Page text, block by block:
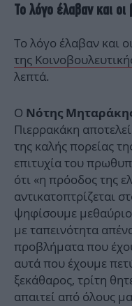
Το λόγο έλαβαν και
Το λόγο έλαβαν και
της
λεπτά.
Ο Νότης
Πιερρακάκη
της καλής πορείας
επιτυχία του
ότι «η πρόοδος της
αντικατοπτρίζεται
ψηφίσουμε
με ταπεινότητα
προβλήματα που
αυτά που έχουμε
ξεκάθαρος, τρίτη
απαιτεί από όλους